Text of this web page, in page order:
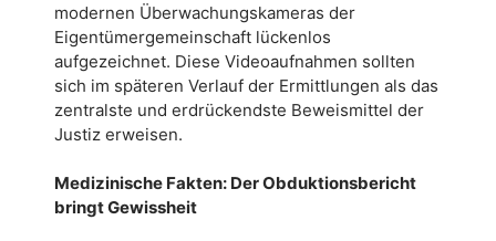
modernen Überwachungskameras der
Eigentümergemeinschaft lückenlos
aufgezeichnet. Diese Videoaufnahmen sollten
sich im späteren Verlauf der Ermittlungen als das
zentralste und erdrückendste Beweismittel der
Justiz erweisen.
Medizinische Fakten: Der Obduktionsbericht
bringt Gewissheit